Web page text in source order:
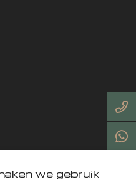
we gebruik